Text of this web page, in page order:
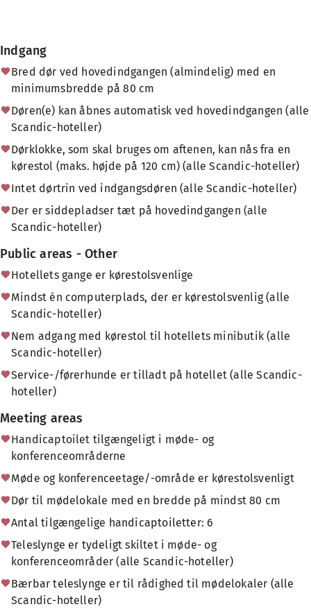
Indgang
Bred dør ved hovedindgangen (almindelig) med en
minimumsbredde på 80 cm
Døren(e) kan åbnes automatisk ved hovedindgangen (alle
Scandic-hoteller)
Dørklokke, som skal bruges om aftenen, kan nås fra en
kørestol (maks. højde på 120 cm) (alle Scandic-hoteller)
Intet dørtrin ved indgangsdøren (alle Scandic-hoteller)
Der er siddepladser tæt på hovedindgangen (alle
Scandic-hoteller)
Public areas - Other
Hotellets gange er kørestolsvenlige
Mindst én computerplads, der er kørestolsvenlig (alle
Scandic-hoteller)
Nem adgang med kørestol til hotellets minibutik (alle
Scandic-hoteller)
Service-/førerhunde er tilladt på hotellet (alle Scandic-
hoteller)
Meeting areas
Handicaptoilet tilgængeligt i møde- og
konferenceområderne
Møde og konferenceetage/-område er kørestolsvenligt
Dør til mødelokale med en bredde på mindst 80 cm
Antal tilgængelige handicaptoiletter: 6
Teleslynge er tydeligt skiltet i møde- og
konferenceområder (alle Scandic-hoteller)
Bærbar teleslynge er til rådighed til mødelokaler (alle
Scandic-hoteller)